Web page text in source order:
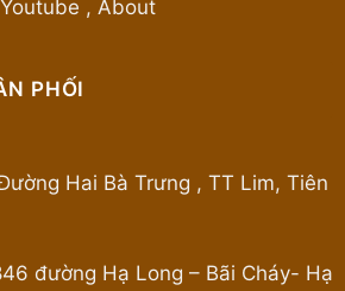
Youtube , About
PHỐI
Hai Bà Trưng , TT Lim, Tiên
đường Hạ Long – Bãi Cháy- Hạ